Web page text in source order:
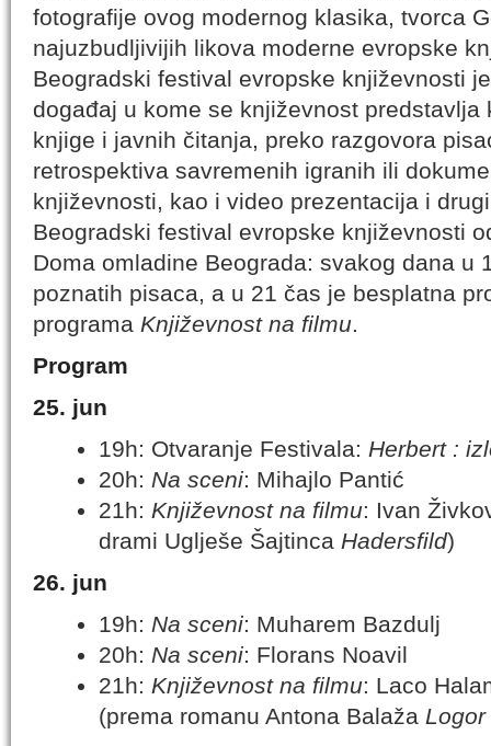
fotografije ovog modernog klasika, tvorca
najuzbudljivijih likova moderne evropske
Beogradski festival evropske književnosti
događaj u kome se književnost predstavlja
knjige i javnih čitanja, preko razgovora
retrospektiva savremenih igranih ili
književnosti, kao i video prezentacija i
Beogradski festival evropske književnosti
Doma omladine Beograda: svakog dana u
poznatih pisaca, a u 21 čas je besplatna
programa Književnost na filmu.
Program
25. jun
19h: Otvaranje Festivala: Herbert :
20h: Na sceni: Mihajlo Pantić
21h: Književnost na filmu: Ivan
drami Uglješe Šajtinca Hadersfild)
26. jun
19h: Na sceni: Muharem Bazdulj
20h: Na sceni: Florans Noavil
21h: Književnost na filmu: Laco
(prema romanu Antona Balaža